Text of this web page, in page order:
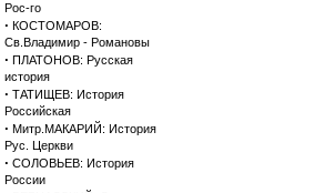
Рос-го
· КОСТОМАРОВ:
Св.Владимир - Романовы
· ПЛАТОНОВ: Русская
история
· ТАТИЩЕВ: История
Российская
· Митр.МАКАРИЙ: История
Рус. Церкви
· СОЛОВЬЕВ: История
России